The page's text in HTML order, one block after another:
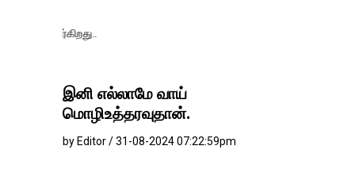
இனி எல்லாமே வாய்
மொழிஉத்தரவுதான்.
by Editor / 31-08-2024 07:22:59pm